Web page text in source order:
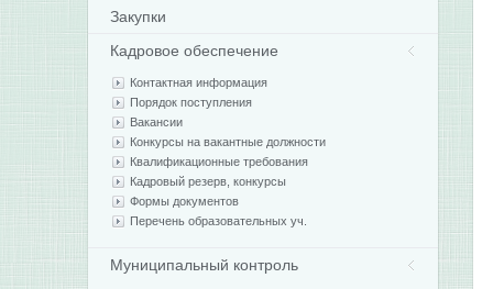
Закупки
Кадровое обеспечение
Контактная информация
Порядок поступления
Вакансии
Конкурсы на вакантные должности
Квалификационные требования
Кадровый резерв, конкурсы
Формы документов
Перечень образовательных уч.
Муниципальный контроль